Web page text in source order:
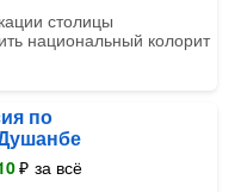
столицы
национальный колорит
по
₽ за всё